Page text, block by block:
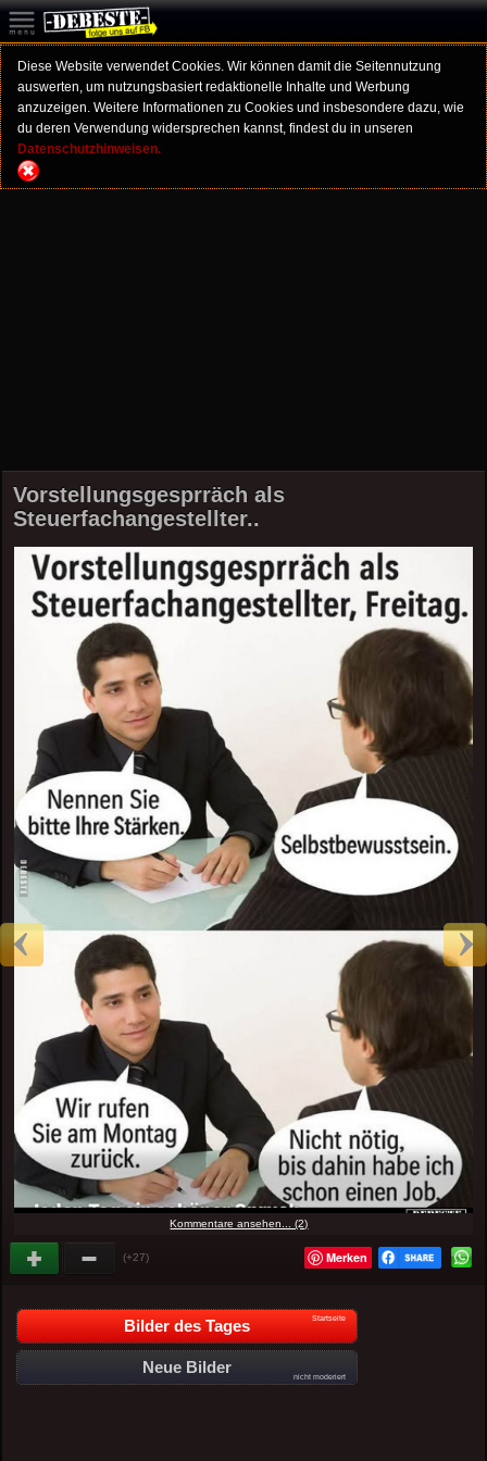
Diese Website verwendet Cookies. Wir können damit die Seitennutzung
auswerten, um nutzungsbasiert redaktionelle Inhalte und Werbung
anzuzeigen. Weitere Informationen zu Cookies und insbesondere dazu, wie
du deren Verwendung widersprechen kannst, findest du in unseren
Datenschutzhinweisen.
Vorstellungsgesprräch als
Steuerfachangestellter..
Kommentare ansehen... (2)
(+27) Merken
Bilder des Tages Startseite
Neue Bilder
nicht moderiert